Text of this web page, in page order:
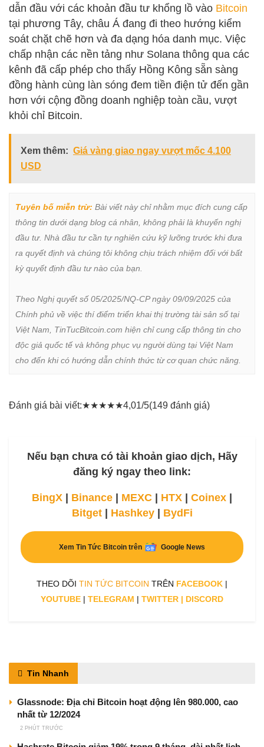
dẫn đầu với các khoản đầu tư khổng lồ vào Bitcoin
tại phương Tây, châu Á đang đi theo hướng kiểm
soát chặt chẽ hơn và đa dạng hóa danh mục. Việc
chấp nhận các nền tảng như Solana thông qua các
kênh đã cấp phép cho thấy Hồng Kông sẵn sàng
đồng hành cùng làn sóng đem tiền điện tử đến gần
hơn với cộng đồng doanh nghiệp toàn cầu, vượt
khỏi chỉ Bitcoin.
Xem thêm: Giá vàng giao ngay vượt mốc 4.100
USD
Tuyên bố miễn trừ: Bài viết này chỉ nhằm mục đích cung cấp
thông tin dưới dạng blog cá nhân, không phải là khuyến nghị
đầu tư. Nhà đầu tư cần tự nghiên cứu kỹ lưỡng trước khi đưa
ra quyết định và chúng tôi không chịu trách nhiệm đối với bất
kỳ quyết định đầu tư nào của bạn.
Theo Nghị quyết số 05/2025/NQ-CP ngày 09/09/2025 của
Chính phủ về việc thí điểm triển khai thị trường tài sản số tại
Việt Nam, TinTucBitcoin.com hiện chỉ cung cấp thông tin cho
độc giả quốc tế và không phục vụ người dùng tại Việt Nam
cho đến khi có hướng dẫn chính thức từ cơ quan chức năng.
Đánh giá bài viết:★★★★★4,01/5(149 đánh giá)
Nếu bạn chưa có tài khoản giao dịch, Hãy
đăng ký ngay theo link:
BingX Binance MEXC HTX Coinex
Bitget| Hashkey| BydFi
Xem Tin Tức Bitcoin trên Google News
THEO DÕI TIN TỨC BITCOIN TRÊN FACEBOOK |
YOUTUBE | TELEGRAM | TWITTER | DISCORD
Tin Nhanh
Glassnode: Địa chỉ Bitcoin hoạt động lên 980.000, cao
nhất từ 12/2024
2 PHÚT TRƯỚC